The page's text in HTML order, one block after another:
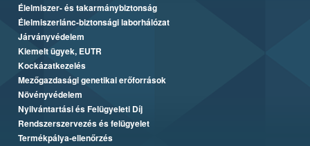
Élelmiszer- és takarmánybiztonság
Élelmiszerlánc-biztonsági laborhálózat
Járványvédelem
Kiemelt ügyek, EUTR
Kockázatkezelés
Mezőgazdasági genetikai erőforrások
Növényvédelem
Nyilvántartási és Felügyeleti Díj
Rendszerszervezés és felügyelet
Termékpálya-ellenőrzés